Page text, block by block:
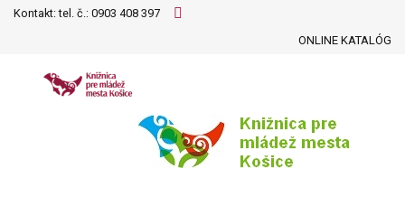
Kontakt: tel. č.: 0903 408 397
ONLINE KATALÓG